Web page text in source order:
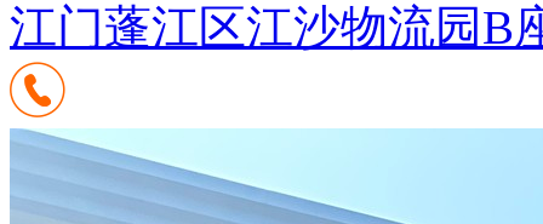
江门蓬江区江沙物流园B